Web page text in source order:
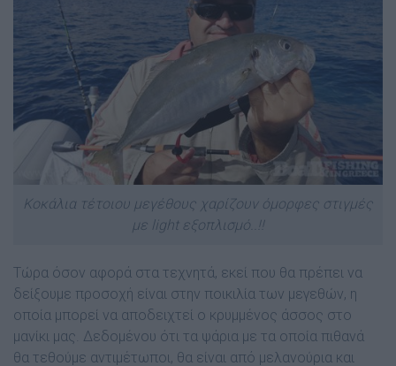
Κοκάλια τέτοιου μεγέθους χαρίζουν όμορφες στιγμές
με light εξοπλισμό..!!
Τώρα όσον αφορά στα τεχνητά, εκεί που θα πρέπει να
δείξουµε προσοχή είναι στην ποικιλία των µεγεθών, η
οποία µπορεί να αποδειχτεί ο κρυµµένος άσσος στο
µανίκι µας. ∆εδοµένου ότι τα ψάρια µε τα οποία πιθανά
θα τεθούµε αντιµέτωποι, θα είναι από µελανούρια και